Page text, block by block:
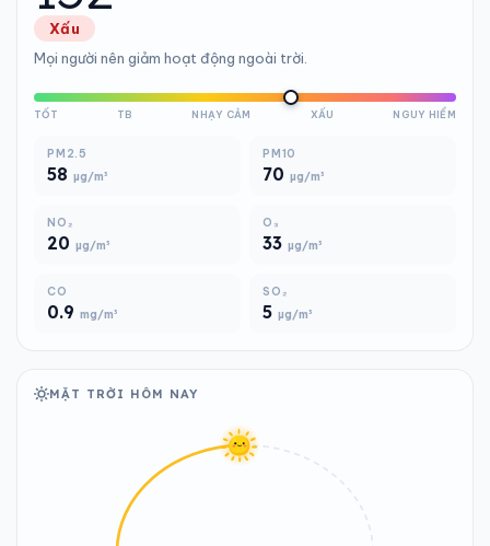
Xấu
Mọi người nên giảm hoạt động ngoài trời.
TỐT TB NHẠY CẢM XẤU NGUY HIỂM
PM2.5
58 µg/m³
PM10
70 µg/m³
NO₂
20 µg/m³
O₃
33 µg/m³
CO
0.9 mg/m³
SO₂
5 µg/m³
MẶT TRỜI HÔM NAY